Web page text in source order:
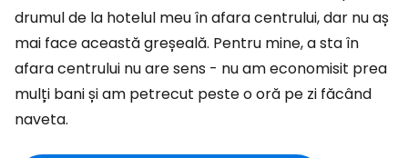
drumul de la hotelul meu în afara centrului, dar nu aș
mai face această greșeală. Pentru mine, a sta în
afara centrului nu are sens - nu am economisit prea
mulți bani și am petrecut peste o oră pe zi făcând
naveta.